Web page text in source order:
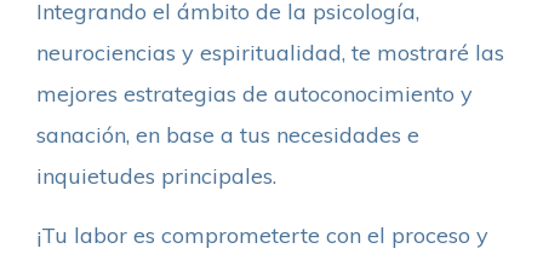
Integrando el ámbito de la psicología,
neurociencias y espiritualidad, te mostraré las
mejores estrategias de autoconocimiento y
sanación, en base a tus necesidades e
inquietudes principales.
¡Tu labor es comprometerte con el proceso y